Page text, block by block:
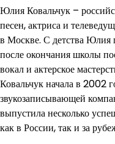
Юлия Ковальчук –
песен, актриса и
в Москве. С детства Юлия
после окончания школы
вокал и актерское
Ковальчук начала в 2002
звукозаписывающей
выпустила несколько
как в России, так и за